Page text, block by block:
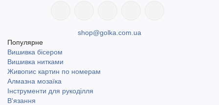
shop@golka.com.ua
Популярне
Вишивка бісером
Вишивка нитками
Живопис картин по номерам
Алмазна мозаїка
Інструменти для рукоділля
В'язання